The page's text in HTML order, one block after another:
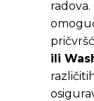
ili